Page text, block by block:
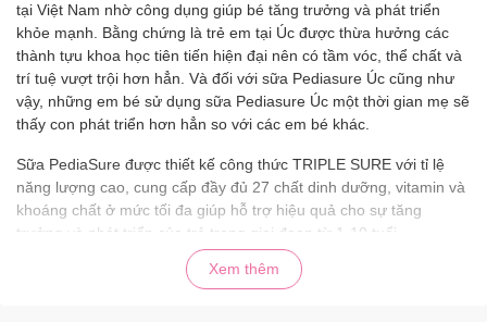
tại Việt Nam nhờ công dụng giúp bé tăng trưởng và phát triển
khỏe mạnh. Bằng chứng là trẻ em tại Úc được thừa hưởng các
thành tựu khoa học tiên tiến hiện đại nên có tầm vóc, thể chất và
trí tuệ vượt trội hơn hẳn. Và đối với sữa Pediasure Úc cũng như
vậy, những em bé sử dụng sữa Pediasure Úc một thời gian mẹ sẽ
thấy con phát triển hơn hẳn so với các em bé khác.
Sữa PediaSure được thiết kế công thức TRIPLE SURE với tỉ lệ
năng lượng cao, cung cấp đầy đủ 27 chất dinh dưỡng, vitamin và
khoáng chất ở mức tối đa giúp hỗ trợ hiệu quả cho sự tăng
trưởng và phát triển của trẻ trong giai đoạn từ 1-10 tuổi.
Xem thêm